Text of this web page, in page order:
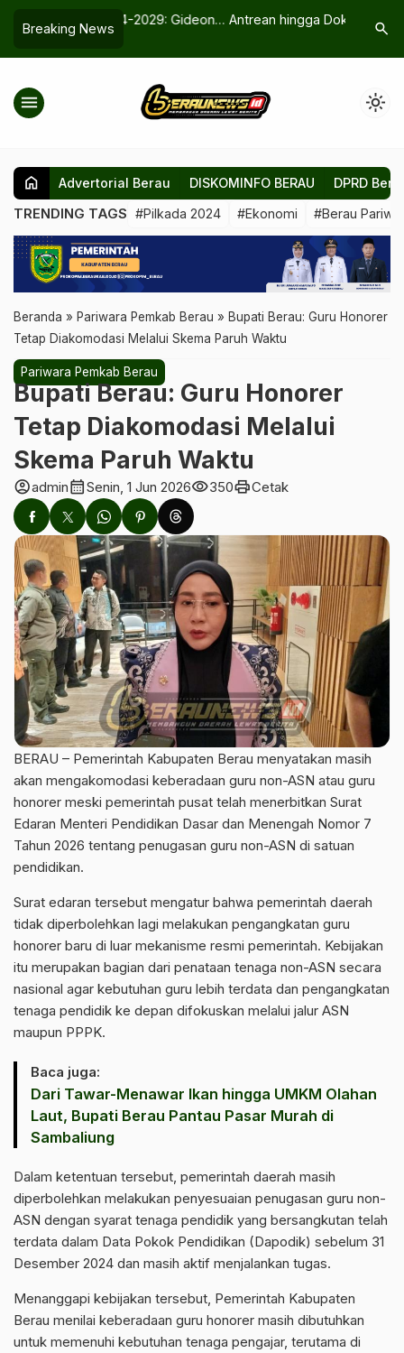
Breaking News
Aspirasi
Antrean hingga Dokter Bertugas Kini
Aplikasi Mandau
Berau
search
menu light_mode
home Advertorial Berau DISKOMINFO BERAU DPRD
TRENDING TAGS #Pilkada 2024 #Ekonomi #Berau
Beranda » Pariwara Pemkab Berau » Bupati Berau: Guru Honorer
Tetap Diakomodasi Melalui Skema Paruh Waktu
Pariwara Pemkab Berau
Bupati Berau: Guru Honorer
Tetap Diakomodasi Melalui
Skema Paruh Waktu
account_circleadmincalendar_monthSenin, 1 Jun 2026visibility350printCetak
BERAU – Pemerintah Kabupaten Berau menyatakan masih
akan mengakomodasi keberadaan guru non-ASN atau guru
honorer meski pemerintah pusat telah menerbitkan Surat
Edaran Menteri Pendidikan Dasar dan Menengah Nomor 7
Tahun 2026 tentang penugasan guru non-ASN di satuan
pendidikan.
Surat edaran tersebut mengatur bahwa pemerintah daerah
tidak diperbolehkan lagi melakukan pengangkatan guru
honorer baru di luar mekanisme resmi pemerintah. Kebijakan
itu merupakan bagian dari penataan tenaga non-ASN secara
nasional agar kebutuhan guru lebih terdata dan pengangkatan
tenaga pendidik ke depan difokuskan melalui jalur ASN
maupun PPPK.
Baca juga:
Dari Tawar-Menawar Ikan hingga UMKM Olahan
Laut, Bupati Berau Pantau Pasar Murah di
Sambaliung
Dalam ketentuan tersebut, pemerintah daerah masih
diperbolehkan melakukan penyesuaian penugasan guru non-
ASN dengan syarat tenaga pendidik yang bersangkutan telah
terdata dalam Data Pokok Pendidikan (Dapodik) sebelum 31
Desember 2024 dan masih aktif menjalankan tugas.
Menanggapi kebijakan tersebut, Pemerintah Kabupaten
Berau menilai keberadaan guru honorer masih dibutuhkan
untuk memenuhi kebutuhan tenaga pengajar, terutama di